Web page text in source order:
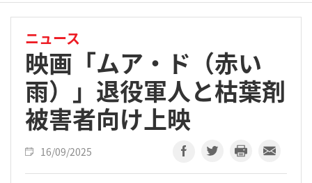
ニュース
映画「ムア・ド（赤い
雨）」退役軍人と枯葉剤
被害者向け上映
16/09/2025